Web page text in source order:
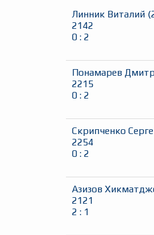
Линник Виталий (
2142
0 : 2
Понамарев
2215
0 : 2
Скрипченко
2254
0 : 2
Азизов
2121
2 : 1